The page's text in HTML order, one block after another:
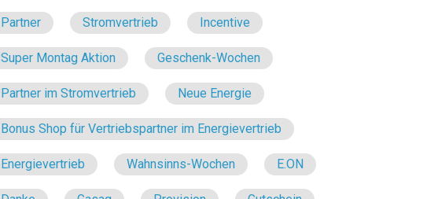
Partner Stromvertrieb Incentive
Super Montag Aktion Geschenk-Wochen
Partner im Stromvertrieb Neue Energie
Bonus Shop für Vertriebspartner im Energievertrieb
Energievertrieb Wahnsinns-Wochen E.ON